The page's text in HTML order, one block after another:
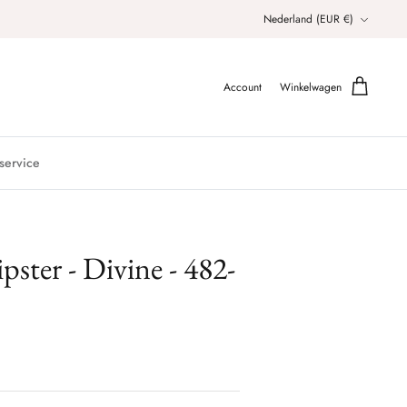
Valuta
Nederland (EUR €)
Account Winkelwagen
- Divine - 482-